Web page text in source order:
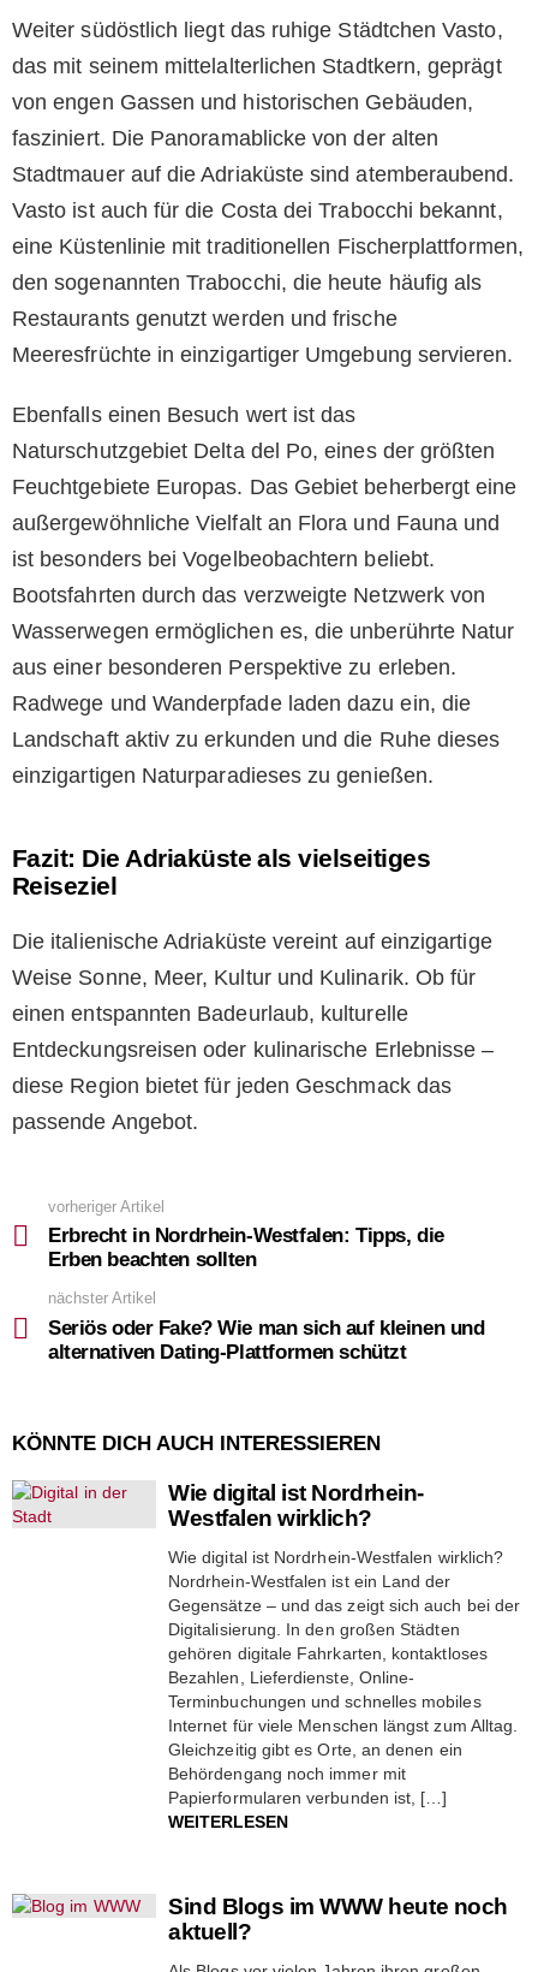
Weiter südöstlich liegt das ruhige Städtchen Vasto,
das mit seinem mittelalterlichen Stadtkern, geprägt
von engen Gassen und historischen Gebäuden,
fasziniert. Die Panoramablicke von der alten
Stadtmauer auf die Adriaküste sind atemberaubend.
Vasto ist auch für die Costa dei Trabocchi bekannt,
eine Küstenlinie mit traditionellen Fischerplattformen,
den sogenannten Trabocchi, die heute häufig als
Restaurants genutzt werden und frische
Meeresfrüchte in einzigartiger Umgebung servieren.
Ebenfalls einen Besuch wert ist das
Naturschutzgebiet Delta del Po, eines der größten
Feuchtgebiete Europas. Das Gebiet beherbergt eine
außergewöhnliche Vielfalt an Flora und Fauna und
ist besonders bei Vogelbeobachtern beliebt.
Bootsfahrten durch das verzweigte Netzwerk von
Wasserwegen ermöglichen es, die unberührte Natur
aus einer besonderen Perspektive zu erleben.
Radwege und Wanderpfade laden dazu ein, die
Landschaft aktiv zu erkunden und die Ruhe dieses
einzigartigen Naturparadieses zu genießen.
Fazit: Die Adriaküste als vielseitiges
Reiseziel
Die italienische Adriaküste vereint auf einzigartige
Weise Sonne, Meer, Kultur und Kulinarik. Ob für
einen entspannten Badeurlaub, kulturelle
Entdeckungsreisen oder kulinarische Erlebnisse –
diese Region bietet für jeden Geschmack das
passende Angebot.
more
vorheriger Artikel
Erbrecht in Nordrhein-Westfalen: Tipps, die
Erben beachten sollten
nächster Artikel
Seriös oder Fake? Wie man sich auf kleinen und
alternativen Dating-Plattformen schützt
KÖNNTE DICH AUCH INTERESSIEREN
Wie digital ist Nordrhein-
Westfalen wirklich?
Wie digital ist Nordrhein-Westfalen wirklich?
Nordrhein-Westfalen ist ein Land der
Gegensätze – und das zeigt sich auch bei der
Digitalisierung. In den großen Städten
gehören digitale Fahrkarten, kontaktloses
Bezahlen, Lieferdienste, Online-
Terminbuchungen und schnelles mobiles
Internet für viele Menschen längst zum Alltag.
Gleichzeitig gibt es Orte, an denen ein
Behördengang noch immer mit
Papierformularen verbunden ist, […]
WEITERLESEN
Sind Blogs im WWW heute noch
aktuell?